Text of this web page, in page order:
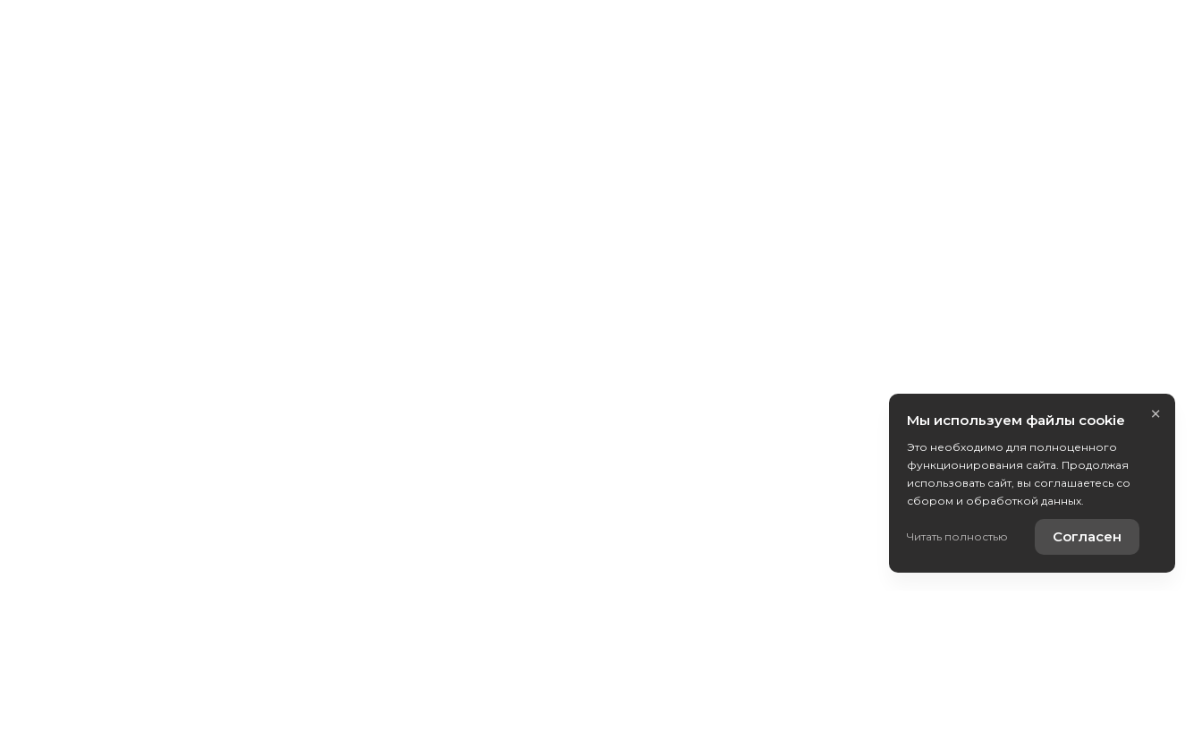
Мы используем файлы cookie
Это необходимо для полноценного
функционирования сайта. Продолжая
использовать сайт, вы соглашаетесь со
сбором и обработкой данных.
Читать полностью Согласен
×